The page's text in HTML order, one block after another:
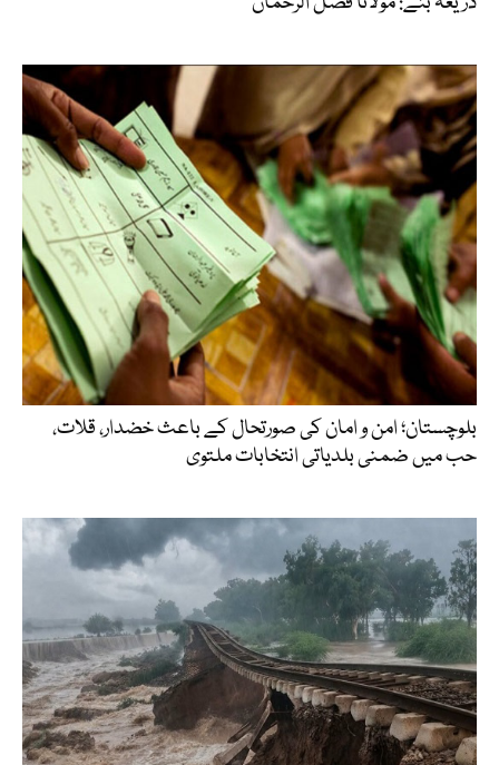
بلوچستان؛ امن و امان کی صورتحال کے باعث خضدار، قلات،
حب میں ضمنی بلدیاتی انتخابات ملتوی